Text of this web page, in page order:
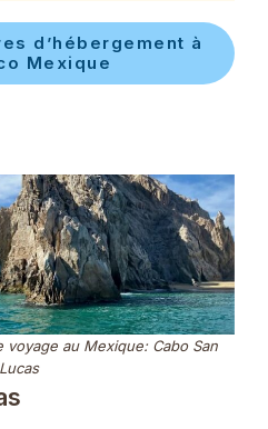
d’hébergement à
Mexique
au Mexique: Cabo San
Lucas